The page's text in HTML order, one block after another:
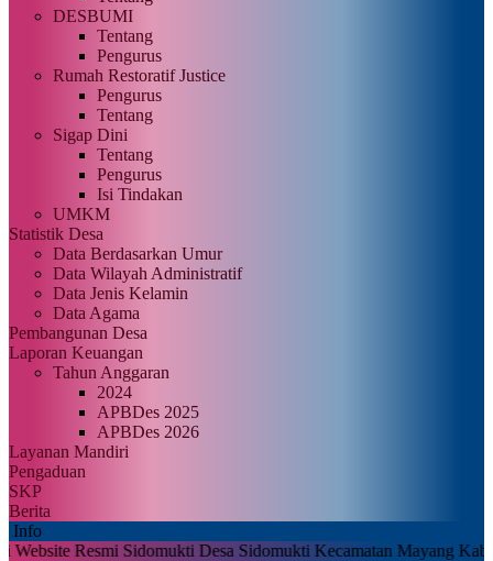
DESBUMI
Tentang
Pengurus
Rumah Restoratif Justice
Pengurus
Tentang
Sigap Dini
Tentang
Pengurus
Isi Tindakan
UMKM
Statistik Desa
Data Berdasarkan Umur
Data Wilayah Administratif
Data Jenis Kelamin
Data Agama
Pembangunan Desa
Laporan Keuangan
Tahun Anggaran
2024
APBDes 2025
APBDes 2026
Layanan Mandiri
Pengaduan
SKP
Berita
Info
Sidomukti Desa Sidomukti Kecamatan Mayang Kabupaten